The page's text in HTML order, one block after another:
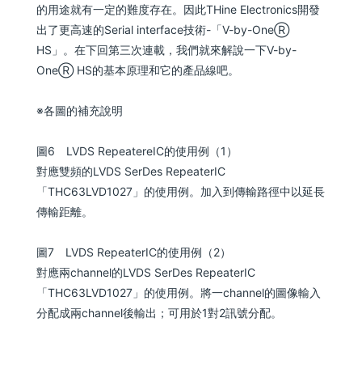
的用途就有一定的難度存在。因此THine Electronics開發
出了更高速的Serial interface技術-「V-by-OneⓇ
HS」。在下回第三次連載，我們就來解說一下V-by-
OneⓇ HS的基本原理和它的產品線吧。
※各圖的補充說明
圖6 LVDS RepeatereIC的使用例（1）
對應雙頻的LVDS SerDes RepeaterIC
「THC63LVD1027」的使用例。加入到傳輸路徑中以延長
傳輸距離。
圖7 LVDS RepeaterIC的使用例（2）
對應兩channel的LVDS SerDes RepeaterIC
「THC63LVD1027」的使用例。將一channel的圖像輸入
分配成兩channel後輸出；可用於1對2訊號分配。